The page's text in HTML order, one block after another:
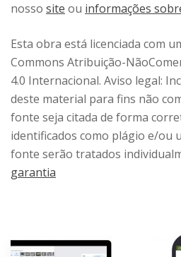
nosso site ou informações
Esta obra está licenciada com
Commons Atribuição-
4.0 Internacional. Aviso legal:
deste material para fins não
fonte seja citada de forma
identificados como plágio e/ou
fonte serão tratados
garantia